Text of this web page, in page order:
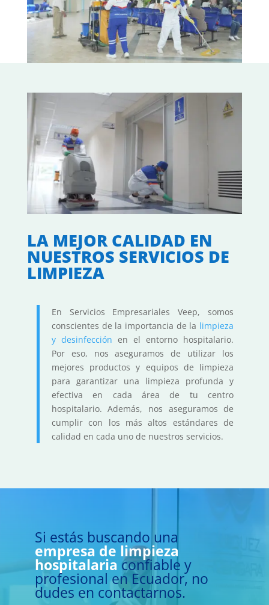
LA MEJOR CALIDAD EN
NUESTROS SERVICIOS DE
LIMPIEZA
En Servicios Empresariales Veep, somos
conscientes de la importancia de la limpieza
y desinfección en el entorno hospitalario.
Por eso, nos aseguramos de utilizar los
mejores productos y equipos de limpieza
para garantizar una limpieza profunda y
efectiva en cada área de tu centro
hospitalario. Además, nos aseguramos de
cumplir con los más altos estándares de
calidad en cada uno de nuestros servicios.
Si estás buscando una
empresa de limpieza
hospitalaria confiable y
profesional en Ecuador, no
dudes en contactarnos.